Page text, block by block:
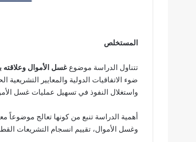
المستخلص
تتناول الدراسة موضوع غسل الأموال وعلاقته
ضوء الاتفاقيات الدولية والمعايير
واستغلال النفوذ في تسهيل عمليات غسل
أهمية الدراسة تنبع من كونها تعالج موضوعاً
وغسل الأموال، تقييم انسجام التشريعات